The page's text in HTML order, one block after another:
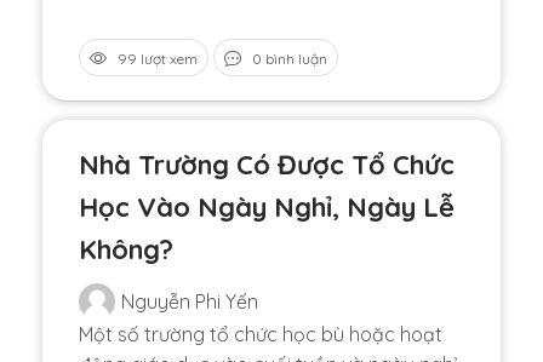
99 lượt xem 0 bình luận
Nhà Trường Có Được Tổ Chức
Học Vào Ngày Nghỉ, Ngày Lễ
Không?
Nguyễn Phi Yến
Một số trường tổ chức học bù hoặc hoạt